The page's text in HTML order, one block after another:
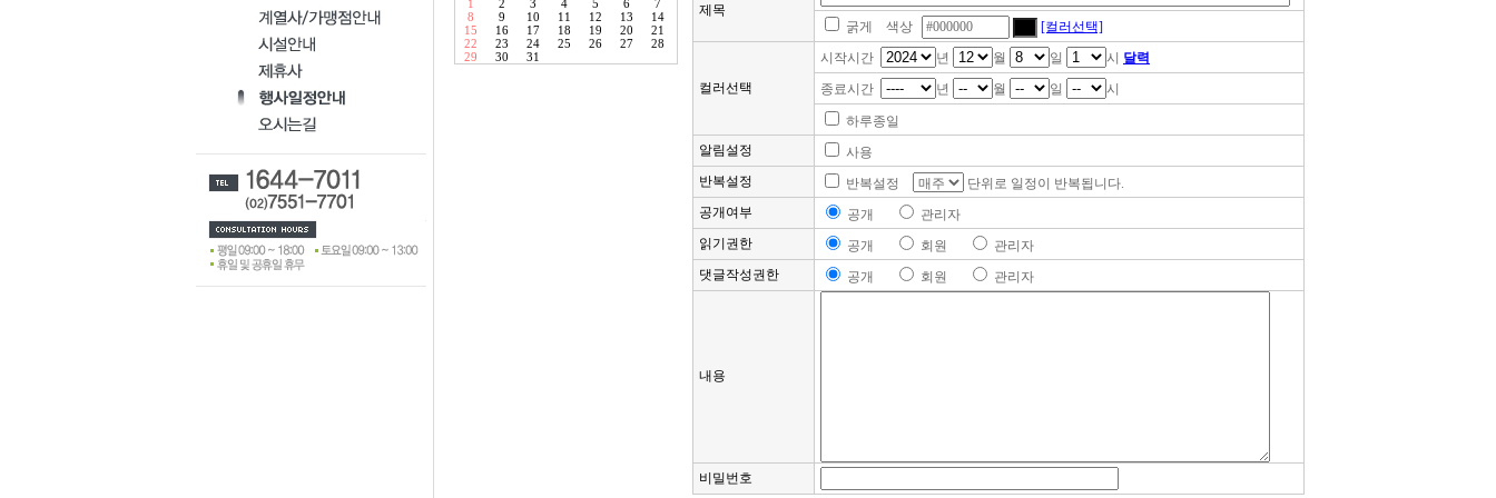
제목
굵게 색상
[컬러선택]
컬러선택
시작시간 년 월 일 시 달력
종료시간
년 월 일 시
하루종일
알림설정
사용
반복설정
반복설정
단위로 일정이 반복됩니다.
공개여부
공개
관리자
읽기권한
공개 회원
관리자
댓글작성권한
공개 회원 관리자
내용
비밀번호